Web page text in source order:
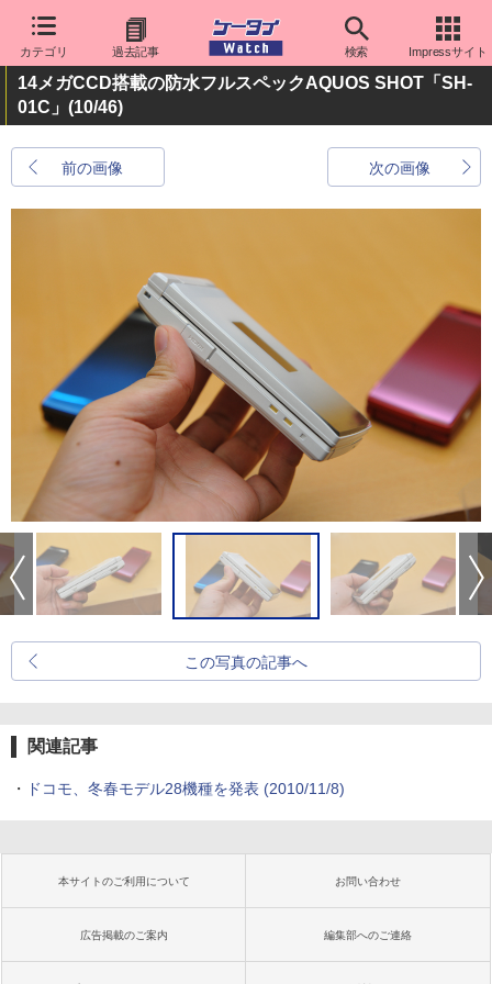
カテゴリ 過去記事 検索 Impressサイト
14メガCCD搭載の防水フルスペックAQUOS SHOT「SH-
01C」 (10/46)
前の画像 次の画像
この写真の記事へ
関連記事
・ ドコモ、冬春モデル28機種を発表 (2010/11/8)
本サイトのご利用について お問い合わせ
広告掲載のご案内 編集部へのご連絡